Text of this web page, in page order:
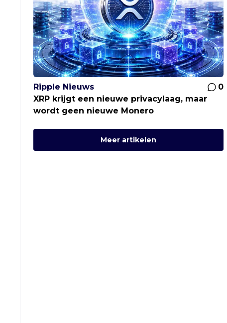
Ripple Nieuws
0
XRP krijgt een nieuwe privacylaag, maar
wordt geen nieuwe Monero
Meer artikelen